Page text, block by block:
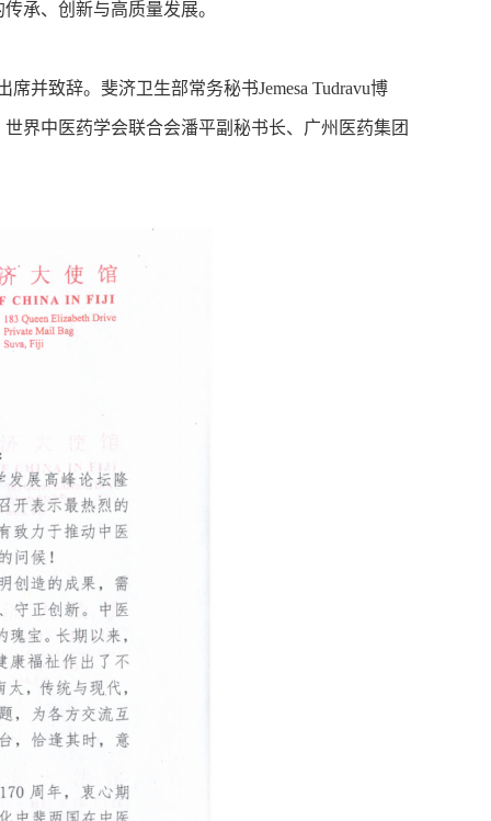
承、创新与高质量发展。
并致辞。斐济卫生部常务秘书Jemesa Tudravu博
界中医药学会联合会潘平副秘书长、广州医药集团